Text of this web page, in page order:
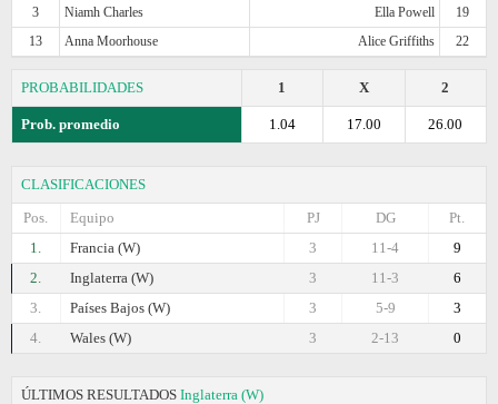
3
Niamh Charles Ella Powell
19
13
Anna Moorhouse Alice Griffiths 22
PROBABILIDADES 2
X
1
Prob. promedio 26.00
17.00
1.04
CLASIFICACIONES
Pos.
Equipo Pt.
DG
PJ
1.
Francia (W) 9
11-4
3
2.
Inglaterra (W) 6
11-3
3
3.
Países Bajos (W) 3
5-9
3
4.
Wales (W) 0
2-13
3
ÚLTIMOS RESULTADOS Inglaterra (W)